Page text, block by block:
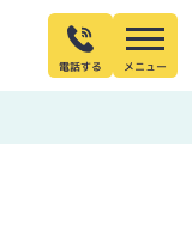
電話する